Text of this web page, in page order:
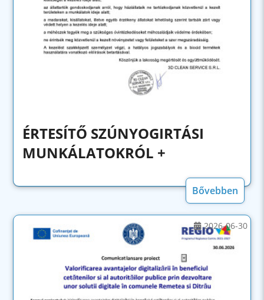
ÉRTESÍTŐ SZÚNYOGIRTÁSI
MUNKÁLATOKRÓL +
Bővebben
2026-06-30